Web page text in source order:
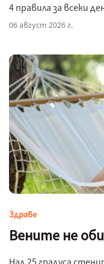
4 правила за всеки
06 август 2026 г.
Здраве
Вените не